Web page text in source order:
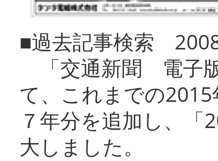
■過去記事検索
「交通新聞 電子
て、これまでの
７年分を追加し、「
大しまし